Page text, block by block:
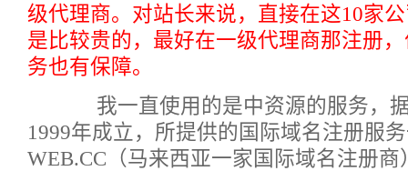
级代理商。 对站长来说，直接在这10家
是比较贵的，最好在一级代理商那注册
务也有保障。
我一直使用的是中资源的服务，
1999年成立，所提供的国际域名注册服
WEB.CC（马来西亚一家国际域名注册